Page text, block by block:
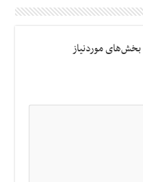
بخش‌های موردنیاز